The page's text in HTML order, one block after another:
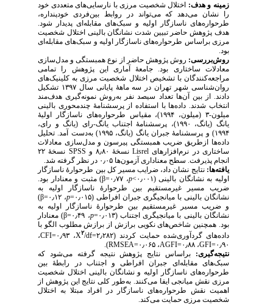
زمینه ‌و‌ هدف:اختلال شخصیت مرزی با نارسایی‌‌های متعددی خود
را نشان می‌دهد که می‌تواند در روابط بین‌فردی خودپنداره،
طرحواره‌های ناسازگار اولیه و سبک‌های مقابله‌ای پدیدار ‌شود.
هدف پژوهش حاضر تبیین شدت نشانگان بالینی اختلال شخصیت
مرزی براساس طرحواره‌های ناسازگار اولیه و سبک‌های مقابله‌ای
بود.
روش‌بررسی:روش پژوهش حاضر از نوع همبستگی و مدل‌سازی
معادلات ساختاری بود. جامعهٔ آماری این پژوهش را تمامی
مراجعه‌کنندگان با تشخیص اختلال شخصیت مرزی به کلینیک‌های
روان‌شناسی شهر تهران در سه ماههٔ پایانی سال ۱۳۹۷ تشکیل
دادند. از بین ‌آن‌ها تعداد سیصد نفر به‌‌روش نمونه‌گیری هدف‌مند
انتخاب شدند. داده‌ها با استفاده از پرسشنامۀ چندمحوری بالینی
میلون-۳ (میلون، ۱۹۹۴)، مقیاس طرحواره‌های ناسازگار اولیۀ
یانگ (یانگ، ۱۹۹۰)، پرسشنامهٔ اجتناب یانگ-رای (یانگ و رای،
۱۹۹۴) و پرسشنامهٔ جبران یانگ (یانگ، ۱۹۹۵) به‌دست آمد. تحلیل
داده‌ها ازطریق ضریب همبستگی پیرسون و مدل‌سازی معادلات
ساختاری در نرم‌افزارهایLisrelنسخهٔ ۸٫۸۰ و SPSS
نسخهٔ ۲۲
انجام پذیرفت. سطح معناداری آزمون‌ها ۰٫۰۵ در نظر گرفته شد.
یافته‌ها:نتایج نشان داد، ضرایب مسیر کل بین طرحوارهٔ ناسازگار
اولیه به نشانگان بالینی (۰٫۰۰۱>
p، ۰٫۷۷= β
(مثبت و معنادار بود.
ضریب مسیر غیرمستقیم بین طرحوارهٔ ناسازگار اولیه به
نشانگان بالینی با میانجیگری جبران افراطی (۰٫۰۱۵=
p، ۰٫۱۲= β
(
و ضریب مسیر غیرمستقیم بین طرحوارهٔ ناسازگار اولیه به
نشانگان بالینی با میانجیگری اجتناب (۰٫۰۱۳=
p، ۰٫۴۹= β
(معنادار
بود. همچنین شاخص‌های نکویی برازش از برازش مطلوب الگو با
داده‌های گردآوری‌شده حمایت کردند (۲٫۲۸۲=
df
/۲X، ۰٫۹۳= CFI،
۰٫۹۰= GFI، ۰٫۸۸= AGFI، ۰٫۰۶۵= RMSEA
).
نتیجه‌گیری:براساس نتایج پژوهش نتیجه گرفته می‌شود که
سبک‌های مقابله‌ای جبران افراطی و اجتناب در رابطۀ بین
طرحواره‌های ناسازگار اولیه و نشانگان بالینی اختلال شخصیت
مرزی نقش میانجی ایفا می‌کنند. به‌طور کلی نتایج این پژوهش از
اهمیت نقش طرحواره‌های ناسازگار در افراد مبتلا به اختلال
شخصیت مرزی حمایت می‌کند.